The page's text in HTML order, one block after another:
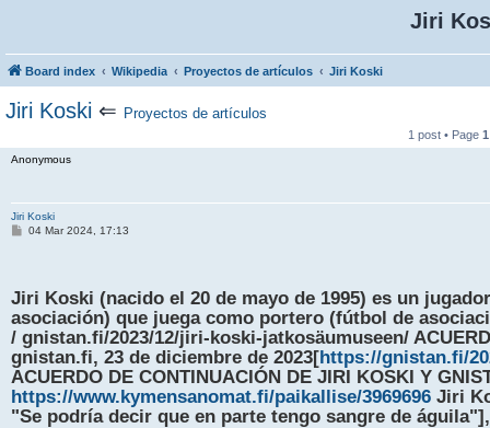
Jiri
Board index Wikipedia Proyectos de artículos Jiri Koski
Jiri Koski ⇐ Proyectos de artículos
1 post • Page 1
Anonymous
Jiri Koski
P04 Mar 2024, 17:13
Jiri Koski (nacido el 20 de mayo de 1995) es un
asociación) que juega como portero (fútbol de
/ gnistan.fi/2023/12/jiri-koski-jatkosäumuseen/
gnistan.fi, 23 de diciembre de 2023[https://gnistan.fi/
ACUERDO DE CONTINUACIÓN DE JIRI KOSKI Y
https://www.kymensanomat.fi/paikallise/3969696 Jiri
"Se podría decir que en parte tengo sangre de